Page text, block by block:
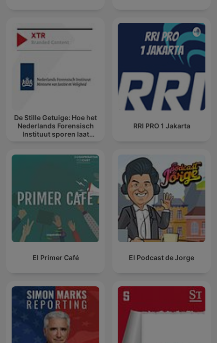
De Stille Getuige: Hoe het
Nederlands Forensisch
Instituut sporen laat
RRI PRO 1 Jakarta
El Primer Café El Podcast de Jorge